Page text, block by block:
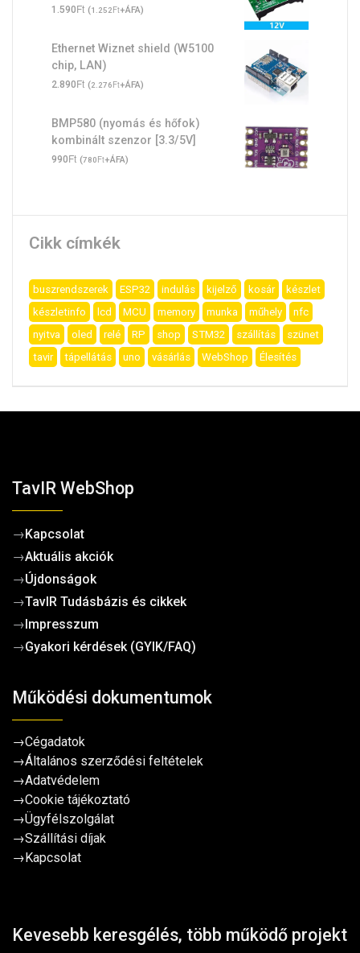
1.590Ft (1.252Ft+ÁFA)
Ethernet Wiznet shield (W5100
chip, LAN)
2.890Ft (2.276Ft+ÁFA)
BMP580 (nyomás és hőfok)
kombinált szenzor [3.3/5V]
990Ft (780Ft+ÁFA)
Cikk címkék
buszrendszerek ESP32 indulás kijelző kosár
készlet
készletinfo
lcd MCU memory munka műhely
nfc
nyitva
oled relé RP shop STM32 szállítás
szünet
tavir
tápellátás uno vásárlás WebShop Élesítés
TavIR WebShop
→Kapcsolat
→Aktuális akciók
→Újdonságok
→TavIR Tudásbázis és cikkek
→Impresszum
→Gyakori kérdések (GYIK/FAQ)
Működési dokumentumok
→Cégadatok
→Általános szerződési feltételek
→Adatvédelem
→Cookie tájékoztató
→Ügyfélszolgálat
→Szállítási díjak
→Kapcsolat
Kevesebb keresgélés, több működő projekt